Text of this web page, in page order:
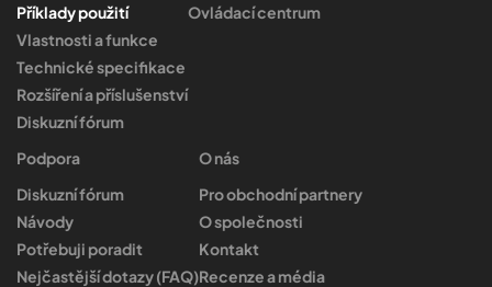
Příklady použití
Vlastnosti a funkce
Technické specifikace
Rozšíření a příslušenství
Diskuzní fórum
Ovládací centrum
Podpora
Diskuzní fórum
Návody
Potřebuji poradit
Nejčastější dotazy (FAQ)
O nás
Pro obchodní partnery
O společnosti
Kontakt
Recenze a média